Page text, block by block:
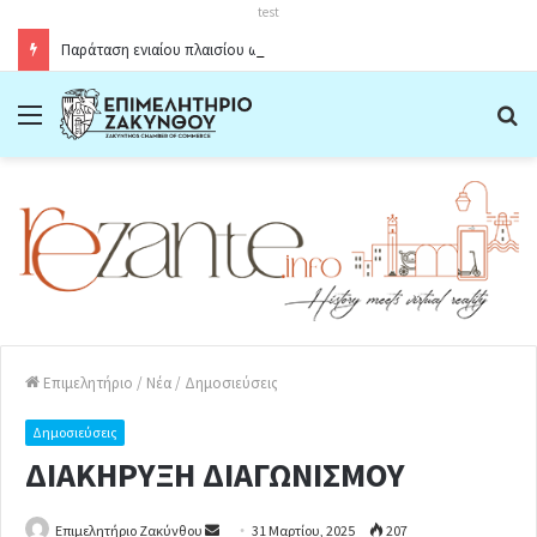
test
Menu
Επιμελητήριο / Νέα / Δημοσιεύσεις
Δημοσιεύσεις
ΔΙΑΚΗΡΥΞΗ ΔΙΑΓΩΝΙΣΜΟΥ
Επιμελητήριο Ζακύνθου 31 Μαρτίου, 2025 207